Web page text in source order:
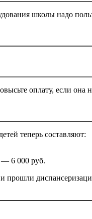
школы надо
оплату, если она
теперь составляют:
— 6 000 руб.
прошли